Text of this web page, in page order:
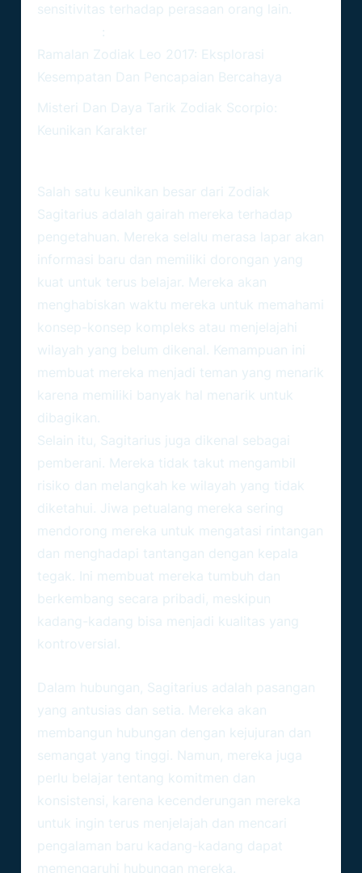
sensitivitas terhadap perasaan orang lain.
:
Ramalan Zodiak Leo 2017: Eksplorasi
Kesempatan Dan Pencapaian Bercahaya
Misteri Dan Daya Tarik Zodiak Scorpio:
Keunikan Karakter
Salah satu keunikan besar dari Zodiak
Sagitarius adalah gairah mereka terhadap
pengetahuan. Mereka selalu merasa lapar akan
informasi baru dan memiliki dorongan yang
kuat untuk terus belajar. Mereka akan
menghabiskan waktu mereka untuk memahami
konsep-konsep kompleks atau menjelajahi
wilayah yang belum dikenal. Kemampuan ini
membuat mereka menjadi teman yang menarik
karena memiliki banyak hal menarik untuk
dibagikan.
Selain itu, Sagitarius juga dikenal sebagai
pemberani. Mereka tidak takut mengambil
risiko dan melangkah ke wilayah yang tidak
diketahui. Jiwa petualang mereka sering
mendorong mereka untuk mengatasi rintangan
dan menghadapi tantangan dengan kepala
tegak. Ini membuat mereka tumbuh dan
berkembang secara pribadi, meskipun
kadang-kadang bisa menjadi kualitas yang
kontroversial.
Dalam hubungan, Sagitarius adalah pasangan
yang antusias dan setia. Mereka akan
membangun hubungan dengan kejujuran dan
semangat yang tinggi. Namun, mereka juga
perlu belajar tentang komitmen dan
konsistensi, karena kecenderungan mereka
untuk ingin terus menjelajah dan mencari
pengalaman baru kadang-kadang dapat
memengaruhi hubungan mereka.